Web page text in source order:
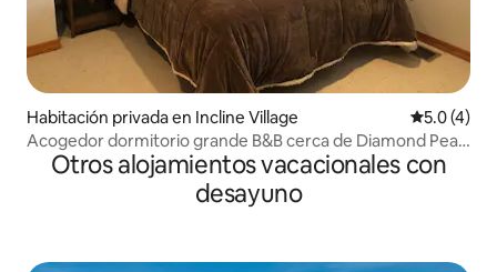
Habitación privada en Incline Village
5.0 (4)
Acogedor dormitorio grande B&B cerca de Diamond Peak
Resort
Otros alojamientos vacacionales con
desayuno